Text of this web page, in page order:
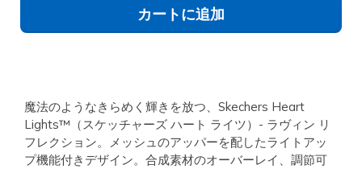
カートに追加
魔法のようなきらめく輝きを放つ、Skechers Heart
Lights™（スケッチャーズ ハート ライツ）- ラヴィン リ
フレクション。メッシュのアッパーを配したライトアッ
プ機能付きデザイン。合成素材のオーバーレイ、調節可